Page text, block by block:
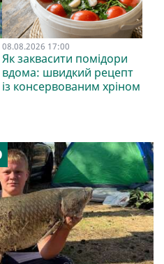
08.08.2026 17:00
Як заквасити помідори
вдома: швидкий рецепт
із консервованим хріном